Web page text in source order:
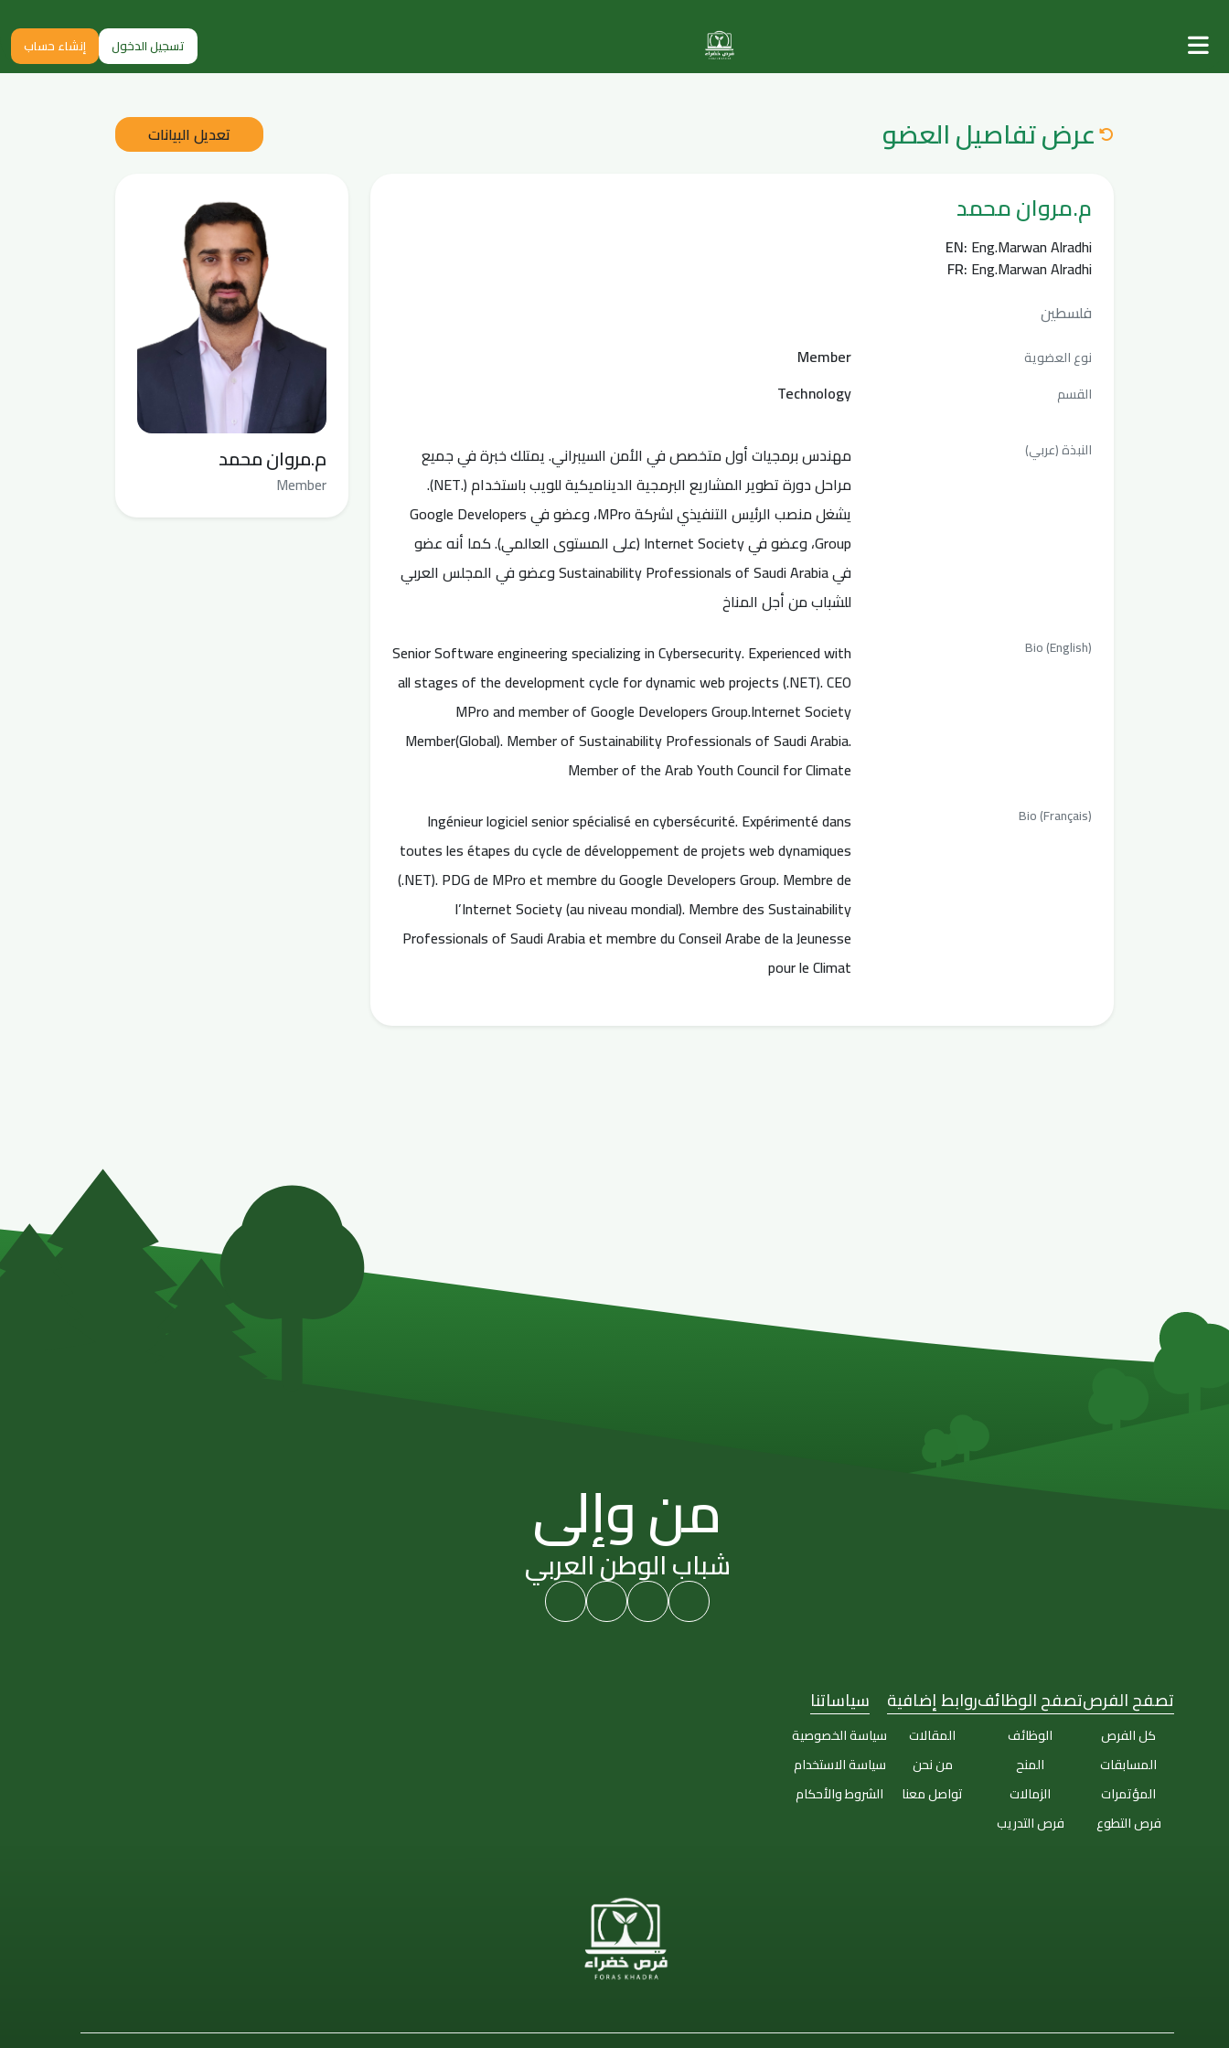
تسجيل الدخول إنشاء حساب
عرض تفاصيل العضو تعديل البيانات
م.مروان محمد
EN: Eng.Marwan Alradhi
FR: Eng.Marwan Alradhi
فلسطين
نوع العضوية Member
القسم Technology
النبذة (عربي)
مهندس برمجيات أول متخصص في الأمن السيبراني. يمتلك خبرة في جميع
مراحل دورة تطوير المشاريع البرمجية الديناميكية للويب باستخدام (.NET).
يشغل منصب الرئيس التنفيذي لشركة MPro، وعضو في Google Developers
Group، وعضو في Internet Society (على المستوى العالمي). كما أنه عضو
في Sustainability Professionals of Saudi Arabia وعضو في المجلس العربي
للشباب من أجل المناخ
Bio (English)
Senior Software engineering specializing in Cybersecurity. Experienced with
all stages of the development cycle for dynamic web projects (.NET). CEO
MPro and member of Google Developers Group.Internet Society
Member(Global). Member of Sustainability Professionals of Saudi Arabia.
Member of the Arab Youth Council for Climate
Bio (Français)
Ingénieur logiciel senior spécialisé en cybersécurité. Expérimenté dans
toutes les étapes du cycle de développement de projets web dynamiques
(.NET). PDG de MPro et membre du Google Developers Group. Membre de
l’Internet Society (au niveau mondial). Membre des Sustainability
Professionals of Saudi Arabia et membre du Conseil Arabe de la Jeunesse
pour le Climat
م.مروان محمد
Member
من وإلى
شباب الوطن العربي
تصفح الفرص
كل الفرص
المسابقات
المؤتمرات
فرص التطوع
تصفح الوظائف
الوظائف
المنح
الزمالات
فرص التدريب
روابط إضافية
المقالات
من نحن
تواصل معنا
سياساتنا
سياسة الخصوصية
سياسة الاستخدام
الشروط والأحكام